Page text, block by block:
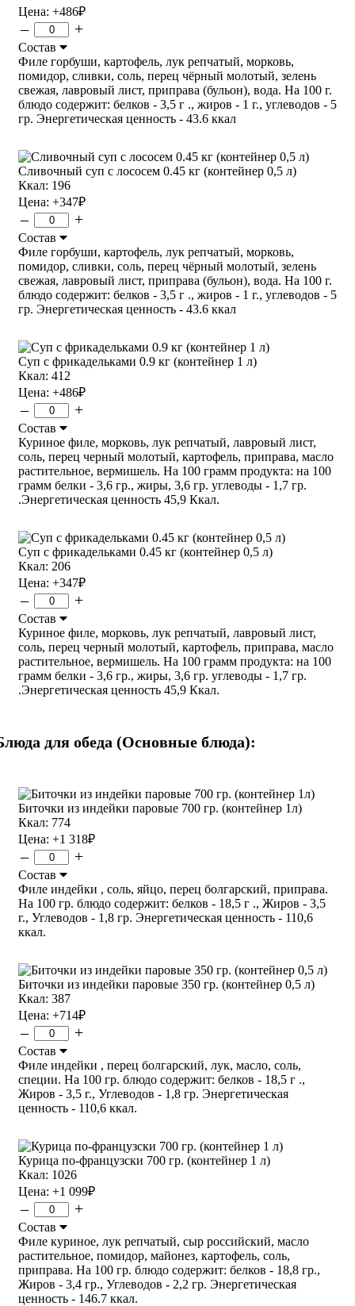
Цена: +486₽
– +
Состав
Филе горбуши, картофель, лук репчатый, морковь,
помидор, сливки, соль, перец чёрный молотый, зелень
свежая, лавровый лист, приправа (бульон), вода. На 100 г.
блюдо содержит: белков - 3,5 г ., жиров - 1 г., углеводов - 5
гр. Энергетическая ценность - 43.6 ккал
Сливочный суп с лососем 0.45 кг (контейнер 0,5 л)
Ккал: 196
Цена: +347₽
– +
Состав
Филе горбуши, картофель, лук репчатый, морковь,
помидор, сливки, соль, перец чёрный молотый, зелень
свежая, лавровый лист, приправа (бульон), вода. На 100 г.
блюдо содержит: белков - 3,5 г ., жиров - 1 г., углеводов - 5
гр. Энергетическая ценность - 43.6 ккал
Суп с фрикадельками 0.9 кг (контейнер 1 л)
Ккал: 412
Цена: +486₽
– +
Состав
Куриное филе, морковь, лук репчатый, лавровый лист,
соль, перец черный молотый, картофель, приправа, масло
растительное, вермишель. На 100 грамм продукта: на 100
грамм белки - 3,6 гр., жиры, 3,6 гр. углеводы - 1,7 гр.
.Энергетическая ценность 45,9 Ккал.
Суп с фрикадельками 0.45 кг (контейнер 0,5 л)
Ккал: 206
Цена: +347₽
– +
Состав
Куриное филе, морковь, лук репчатый, лавровый лист,
соль, перец черный молотый, картофель, приправа, масло
растительное, вермишель. На 100 грамм продукта: на 100
грамм белки - 3,6 гр., жиры, 3,6 гр. углеводы - 1,7 гр.
.Энергетическая ценность 45,9 Ккал.
для обеда (Основные блюда):
Биточки из индейки паровые 700 гр. (контейнер 1л)
Ккал: 774
Цена: +1 318₽
– +
Состав
Филе индейки , соль, яйцо, перец болгарский, приправа.
На 100 гр. блюдо содержит: белков - 18,5 г ., Жиров - 3,5
г., Углеводов - 1,8 гр. Энергетическая ценность - 110,6
ккал.
Биточки из индейки паровые 350 гр. (контейнер 0,5 л)
Ккал: 387
Цена: +714₽
– +
Состав
Филе индейки , перец болгарский, лук, масло, соль,
специи. На 100 гр. блюдо содержит: белков - 18,5 г .,
Жиров - 3,5 г., Углеводов - 1,8 гр. Энергетическая
ценность - 110,6 ккал.
Курица по-французски 700 гр. (контейнер 1 л)
Ккал: 1026
Цена: +1 099₽
– +
Состав
Филе куриное, лук репчатый, сыр российский, масло
растительное, помидор, майонез, картофель, соль,
приправа. На 100 гр. блюдо содержит: белков - 18,8 гр.,
Жиров - 3,4 гр., Углеводов - 2,2 гр. Энергетическая
ценность - 146.7 ккал.